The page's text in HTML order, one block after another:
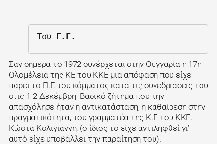
Του Γ.Γ.
Σαν σήμερα το 1972 συνέρχεται στην Ουγγαρία η 17η
Ολομέλεια της ΚΕ του ΚΚΕ μια απόφαση που είχε
πάρει το Π.Γ. του κόμματος κατά τις συνεδριάσεις του
στις 1-2 Δεκέμβρη. Βασικό ζήτημα που την
απασχόλησε ήταν η αντικατάσταση, η καθαίρεση στην
πραγματικότητα, του γραμματέα της Κ.Ε του ΚΚΕ.
Κώστα Κολιγιάννη, (ο ίδιος το είχε αντιληφθεί γι’
αυτό είχε υποβάλλει την παραίτησή του).